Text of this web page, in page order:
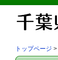
トップページ >